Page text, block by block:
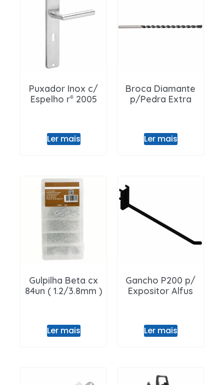
Puxador Inox c/
Espelho rª 2005
Ler mais
Broca Diamante
p/Pedra Extra
Ler mais
Gulpilha Beta cx
84un ( 1.2/3.8mm )
Ler mais
Gancho P200 p/
Expositor Alfus
Ler mais